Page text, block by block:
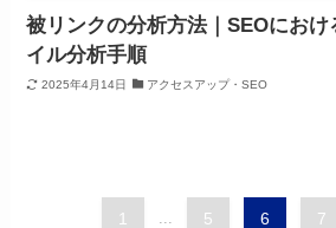
被リンクの分析方法｜SEOにおけ
イル分析手順
2025年4月14日 アクセスアップ・SEO
1 ... 5 6 7